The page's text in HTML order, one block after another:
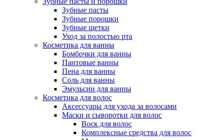
Зубные пасты
Зубные порошки
Зубные щетки
Уход за полостью рта
Косметика для ванны
Бомбочки для ванны
Пантовые ванны
Пена для ванны
Соль для ванны
Эмульсии для ванны
Косметика для волос
Аксессуары для ухода за волосами
Маски и сыворотки для волос
Воск для волос
Комплексные средства для волос